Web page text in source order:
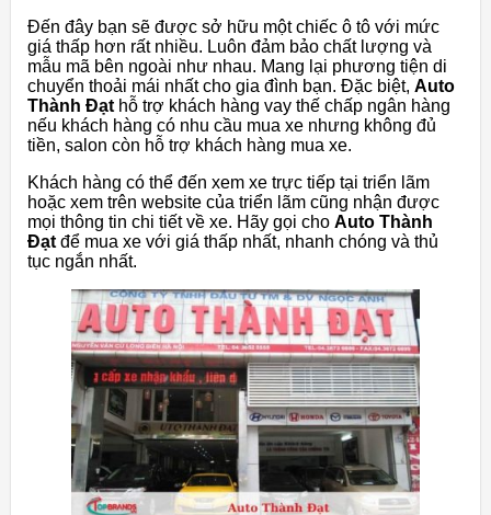
Đến đây bạn sẽ được sở hữu một chiếc ô tô với mức
giá thấp hơn rất nhiều. Luôn đảm bảo chất lượng và
mẫu mã bên ngoài như nhau. Mang lại phương tiện di
chuyển thoải mái nhất cho gia đình bạn. Đặc biệt, Auto
Thành Đạt hỗ trợ khách hàng vay thế chấp ngân hàng
nếu khách hàng có nhu cầu mua xe nhưng không đủ
tiền, salon còn hỗ trợ khách hàng mua xe.
Khách hàng có thể đến xem xe trực tiếp tại triển lãm
hoặc xem trên website của triển lãm cũng nhận được
mọi thông tin chi tiết về xe. Hãy gọi cho Auto Thành
Đạt để mua xe với giá thấp nhất, nhanh chóng và thủ
tục ngắn nhất.